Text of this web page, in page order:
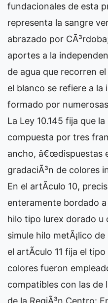
fundacionales de esta
representa la sangre
abrazado por
aportes a la
de agua que recorren
el blanco se refiere a la
formado por
La Ley 10.145 fija que
compuesta por tres
ancho, â€œdispuestas
gradaciÃ³n de colores
En el artÃ­culo 10,
enteramente bordado
hilo tipo lurex dorado u
simule hilo metÃ¡lico
el artÃ­culo 11 fija el
colores fueron
compatibles con las de
de la RegiÃ³n Centro: